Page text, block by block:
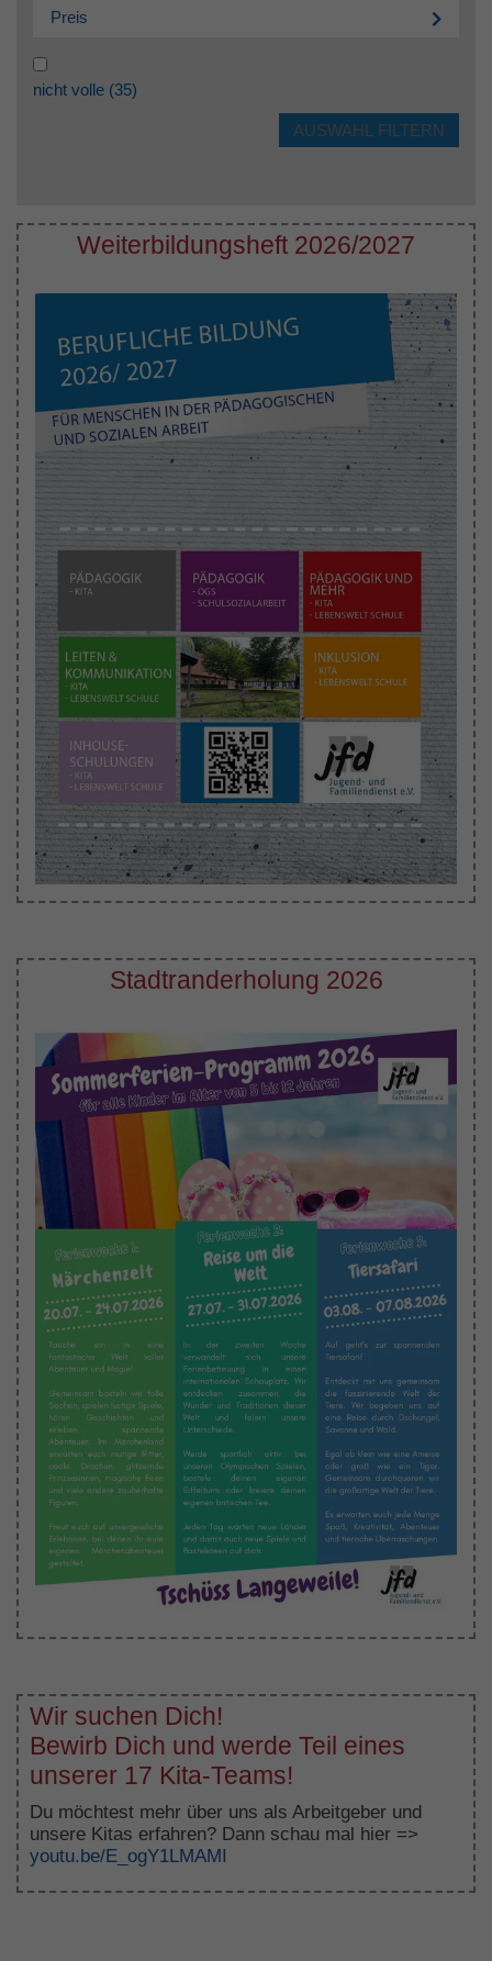
Preis
nicht volle (35)
Weiterbildungsheft 2026/2027
Stadtranderholung 2026
Wir suchen Dich!
Bewirb Dich und werde Teil eines
unserer 17 Kita-Teams!
Du möchtest mehr über uns als Arbeitgeber und
unsere Kitas erfahren? Dann schau mal hier =>
youtu.be/E_ogY1LMAMI